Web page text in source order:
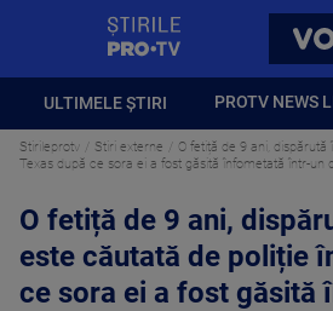
ULTIMELE ȘTIRI PROTV NEWS
Stirileprotv Stiri externe
O fetiță de 9 ani,
Texas după ce sora ei a fost găsită înfometată într-un
O fetiță de 9 ani,
este căutată de poliție
ce sora ei a fost găsită